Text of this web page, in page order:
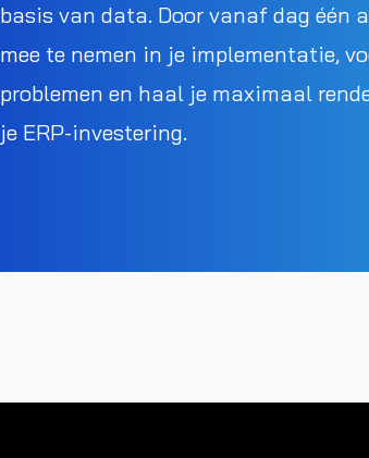
basis van data. Door vanaf dag één
mee te nemen in je implementatie,
problemen en haal je maximaal
je ERP-investering.